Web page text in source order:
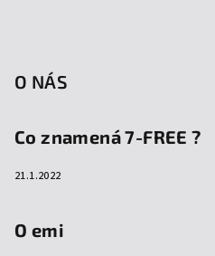
O NÁS
Co znamená 7-FREE ?
21.1.2022
O emi